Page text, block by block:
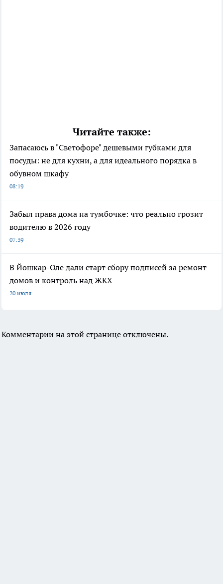
Читайте также:
Запасаюсь в "Светофоре" дешевыми губками для
посуды: не для кухни, а для идеального порядка в
обувном шкафу
08:19
Забыл права дома на тумбочке: что реально грозит
водителю в 2026 году
07:39
В Йошкар-Оле дали старт сбору подписей за ремонт
домов и контроль над ЖКХ
20 июля
Комментарии на этой странице отключены.